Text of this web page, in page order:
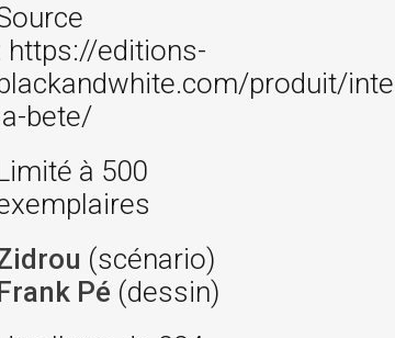
https://editions-
produit/
bete/
à 500
(scénario)
Pé (dessin)